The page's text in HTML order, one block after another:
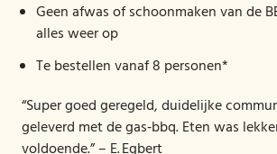
Geen afwas of schoonmaken van de
alles weer op
Te bestellen vanaf 8 personen*
“Super goed geregeld, duidelijke
geleverd met de gas‑bbq. Eten was